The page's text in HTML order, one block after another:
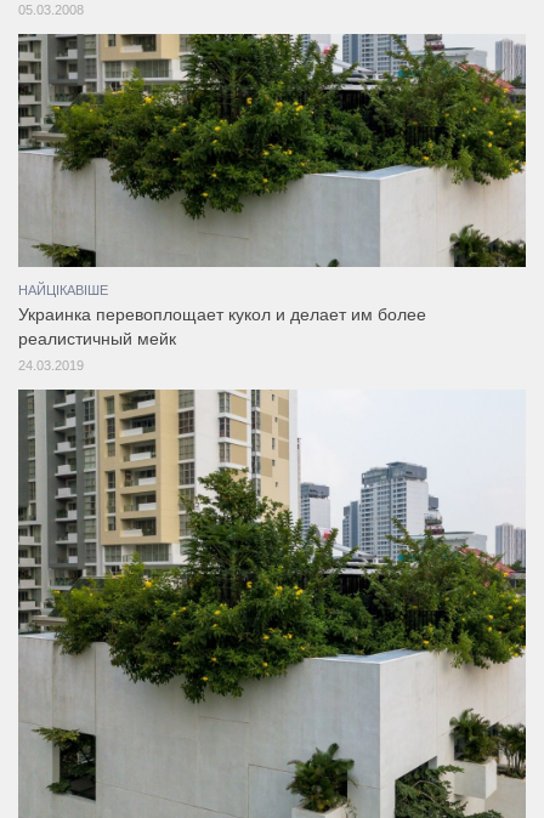
05.03.2008
НАЙЦІКАВІШЕ
Украинка перевоплощает кукол и делает им более
реалистичный мейк
24.03.2019